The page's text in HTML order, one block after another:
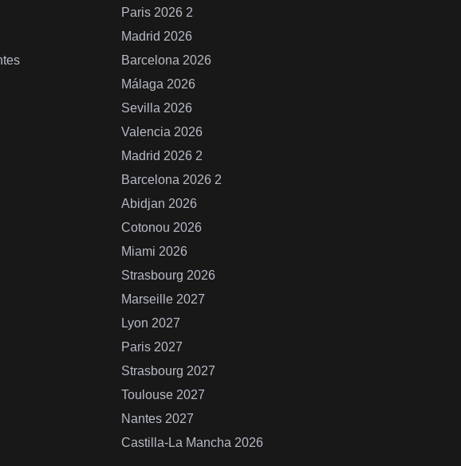
Paris 2026 2
Madrid 2026
Barcelona 2026
Málaga 2026
Sevilla 2026
Valencia 2026
Madrid 2026 2
Barcelona 2026 2
Abidjan 2026
Cotonou 2026
Miami 2026
Strasbourg 2026
Marseille 2027
Lyon 2027
Paris 2027
Strasbourg 2027
Toulouse 2027
Nantes 2027
Castilla-La Mancha 2026